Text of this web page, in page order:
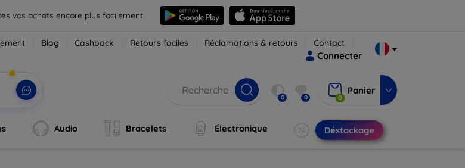
vos achats encore plus facilement.
Blog Cashback Retours faciles Réclamations & retours Contact
Connecter
0 0 0
Panier
Audio Bracelets Électronique Déstockage